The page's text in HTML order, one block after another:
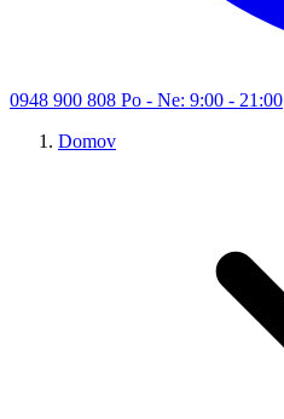
0948 900 808 Po - Ne: 9:00 - 21:00
Domov